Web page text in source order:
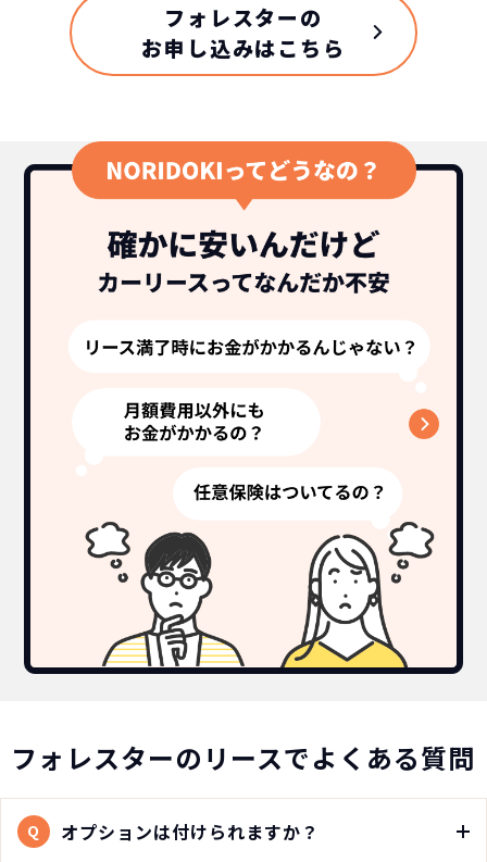
フォレスターの
お申し込みはこちら
フォレスターのリースでよくある質問
Q オプションは付けられますか？